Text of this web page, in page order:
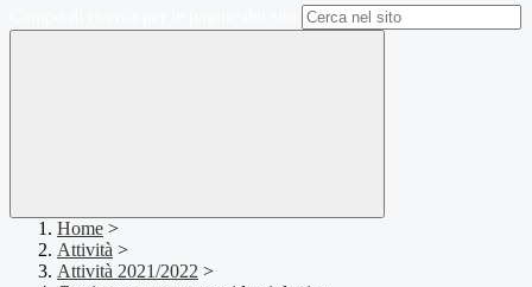
Home >
Attività >
Attività 2021/2022 >